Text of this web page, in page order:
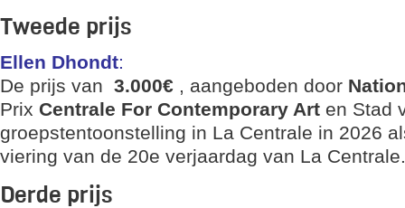
Tweede prijs
Ellen Dhondt:
De prijs van 3.000€ , aangeboden door
Prix Centrale For Contemporary Art en Stad
groepstentoonstelling in La Centrale in 2026
viering van de 20e verjaardag van La Centrale.
Derde prijs